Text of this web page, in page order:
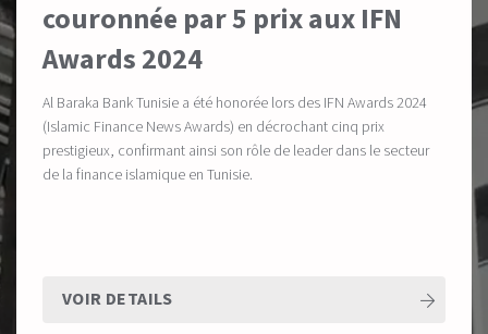
couronnée par 5 prix aux IFN
Awards 2024
Al Baraka Bank Tunisie a été honorée lors des IFN Awards 2024
(Islamic Finance News Awards) en décrochant cinq prix
prestigieux, confirmant ainsi son rôle de leader dans le secteur
de la finance islamique en Tunisie.
VOIR DETAILS